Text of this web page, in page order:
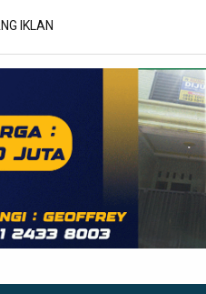
IKLAN